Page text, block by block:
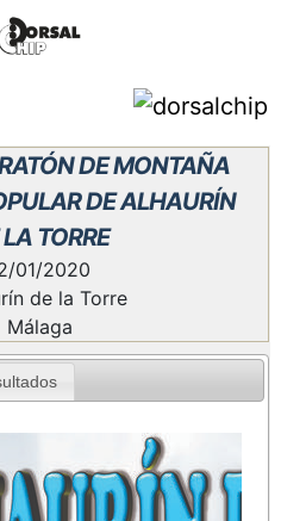
DE MONTAÑA
DE ALHAURÍN
TORRE
01/2020
de la Torre
Málaga